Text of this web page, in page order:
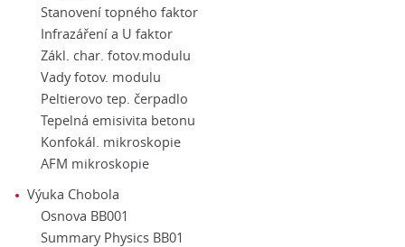
Stanovení topného faktor
Infrazáření a U faktor
Zákl. char. fotov.modulu
Vady fotov. modulu
Peltierovo tep. čerpadlo
Tepelná emisivita betonu
Konfokál. mikroskopie
AFM mikroskopie
Výuka Chobola
Osnova BB001
Summary Physics BB01